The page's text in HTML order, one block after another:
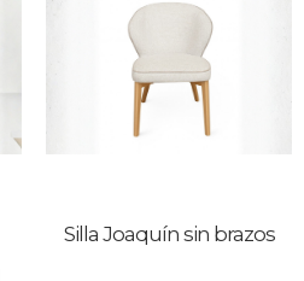
Silla Joaquín sin brazos